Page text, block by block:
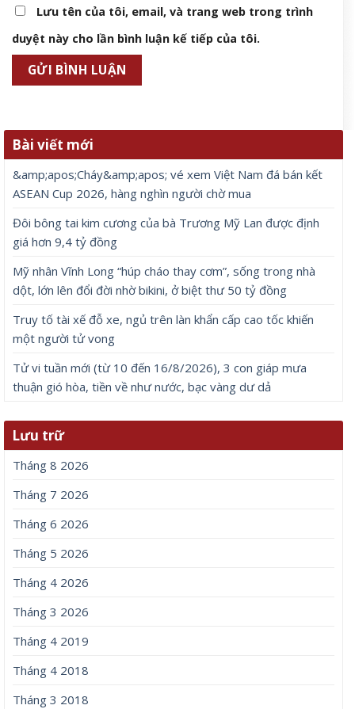
Lưu tên của tôi, email, và trang web trong trình
duyệt này cho lần bình luận kế tiếp của tôi.
Bài viết mới
&amp;apos;Cháy&amp;apos; vé xem Việt Nam đá bán kết
ASEAN Cup 2026, hàng nghìn người chờ mua
Đôi bông tai kim cương của bà Trương Mỹ Lan được định
giá hơn 9,4 tỷ đồng
Mỹ nhân Vĩnh Long “húp cháo thay cơm”, sống trong nhà
dột, lớn lên đổi đời nhờ bikini, ở biệt thư 50 tỷ đồng
Truy tố tài xế đỗ xe, ngủ trên làn khẩn cấp cao tốc khiến
một người tử vong
Tử vi tuần mới (từ 10 đến 16/8/2026), 3 con giáp mưa
thuận gió hòa, tiền về như nước, bạc vàng dư dả
Lưu trữ
Tháng 8 2026
Tháng 7 2026
Tháng 6 2026
Tháng 5 2026
Tháng 4 2026
Tháng 3 2026
Tháng 4 2019
Tháng 4 2018
Tháng 3 2018